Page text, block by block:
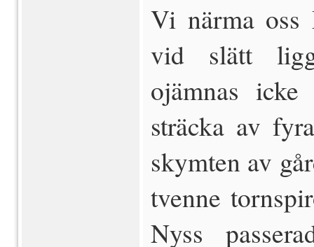
Vi närma oss
vid slätt
ojämnas
sträcka av
skymten av
tvenne
Nyss